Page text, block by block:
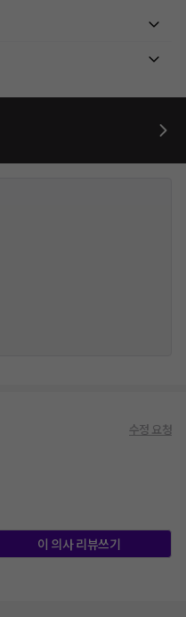
수정 요청
이 의사 리뷰쓰기